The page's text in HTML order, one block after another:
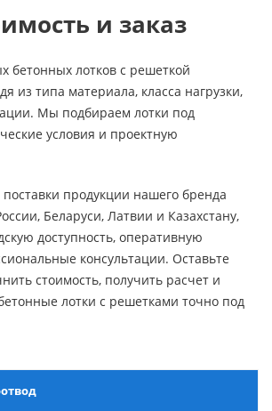
и заказ
бетонных лотков с решеткой
из типа материала, класса нагрузки,
Мы подбираем лотки под
условия и проектную
продукции нашего бренда
Беларуси, Латвии и Казахстану,
доступность, оперативную
консультации. Оставьте
стоимость, получить расчет и
лотки с решетками точно под